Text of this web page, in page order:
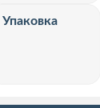
Упаковка